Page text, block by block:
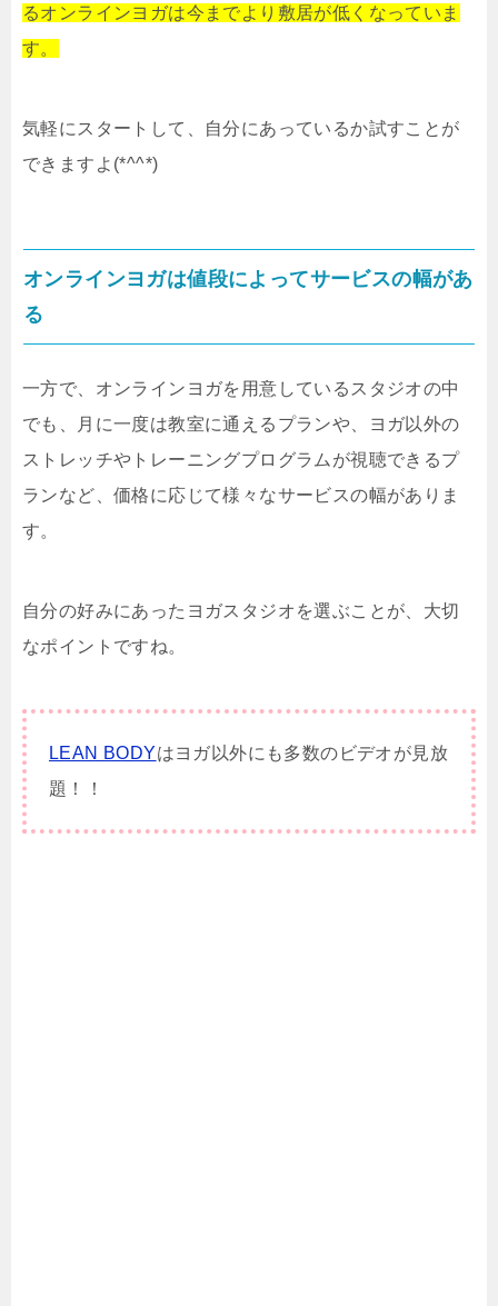
るオンラインヨガは今までより敷居が低くなっていま
す。
気軽にスタートして、自分にあっているか試すことが
できますよ(*^^*)
オンラインヨガは値段によってサービスの幅があ
る
一方で、オンラインヨガを用意しているスタジオの中
でも、月に一度は教室に通えるプランや、ヨガ以外の
ストレッチやトレーニングプログラムが視聴できるプ
ランなど、価格に応じて様々なサービスの幅がありま
す。
自分の好みにあったヨガスタジオを選ぶことが、大切
なポイントですね。
LEAN BODYはヨガ以外にも多数のビデオが見放
題！！